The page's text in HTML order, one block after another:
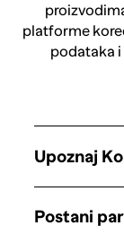
platforme
podataka
Upoznaj
Postani